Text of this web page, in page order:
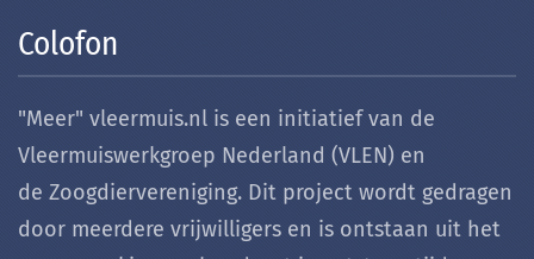
Colofon
"Meer" vleermuis.nl is een initiatief van de
Vleermuiswerkgroep Nederland (VLEN) en
de Zoogdiervereniging. Dit project wordt gedragen
door meerdere vrijwilligers en is ontstaan uit het